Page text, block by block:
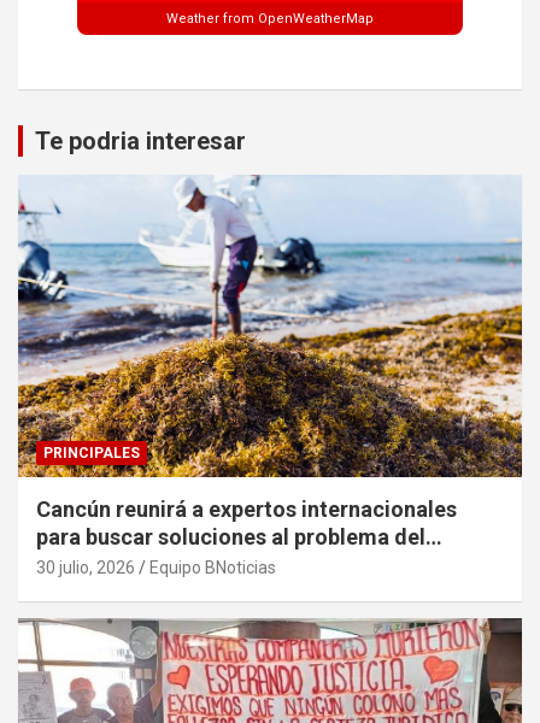
Weather from OpenWeatherMap
Te podria interesar
PRINCIPALES
Cancún reunirá a expertos internacionales
para buscar soluciones al problema del
sargazo
30 julio, 2026 Equipo BNoticias